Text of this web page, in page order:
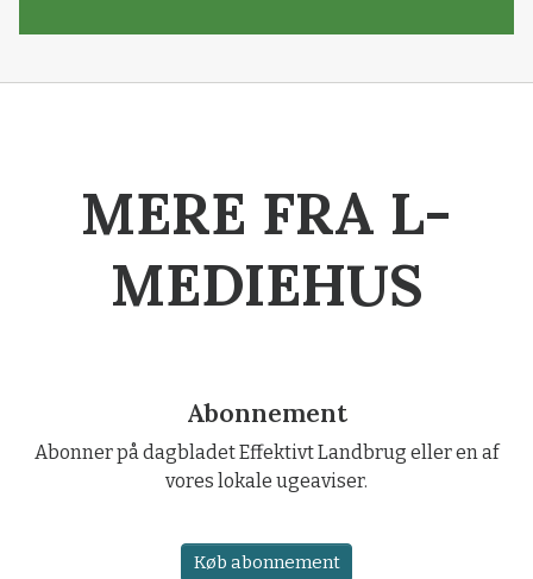
MERE FRA L-
MEDIEHUS
Abonnement
Abonner på dagbladet Effektivt Landbrug eller en af
vores lokale ugeaviser.
Køb abonnement